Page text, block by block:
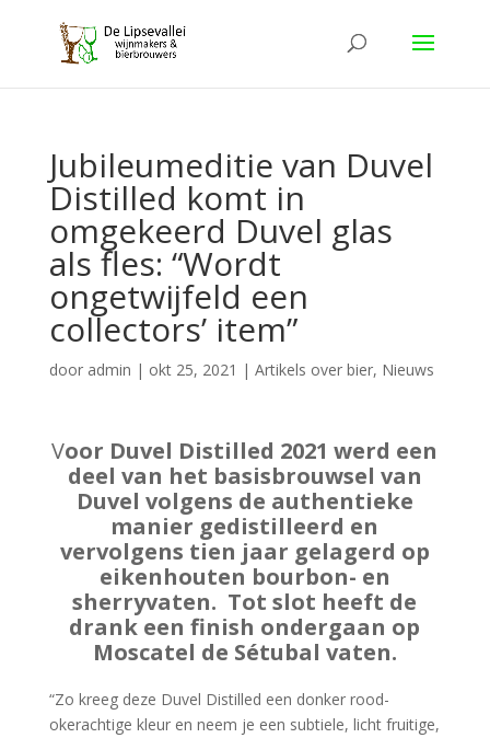
Jubileumeditie van Duvel
Distilled komt in
omgekeerd Duvel glas
als fles: “Wordt
ongetwijfeld een
collectors’ item”
door admin | okt 25, 2021 | Artikels over bier, Nieuws
Voor Duvel Distilled 2021 werd een
deel van het basisbrouwsel van
Duvel volgens de authentieke
manier gedistilleerd en
vervolgens tien jaar gelagerd op
eikenhouten bourbon- en
sherryvaten. Tot slot heeft de
drank een finish ondergaan op
Moscatel de Sétubal vaten.
“Zo kreeg deze Duvel Distilled een donker rood-
okerachtige kleur en neem je een subtiele, licht fruitige,